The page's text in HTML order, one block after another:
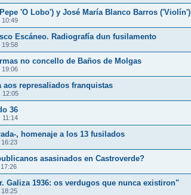
'O Lobo') y José María Blanco Barros ('Violín')
10:49
Escáneo. Radiografía dun fusilamento
19:58
no concello de Baños de Molgas
19:06
aos represaliados franquistas
12:05
36
11:14
, homenaje a los 13 fusilados
asasinados en Castroverde?
Galiza 1936: os verdugos que nunca existiron"
18:25